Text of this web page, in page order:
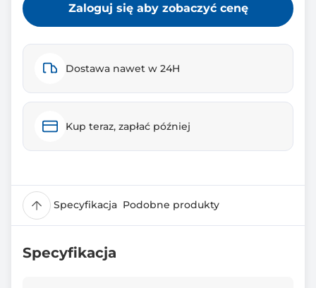
Zaloguj się aby zobaczyć cenę
Dostawa nawet w 24H
Kup teraz, zapłać później
Specyfikacja Podobne produkty
Specyfikacja